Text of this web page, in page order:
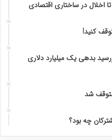
تا اخلال در ساختاری اقتصادی
کنید!
بدهی یک میلیارد دلاری
شد
چه بود؟